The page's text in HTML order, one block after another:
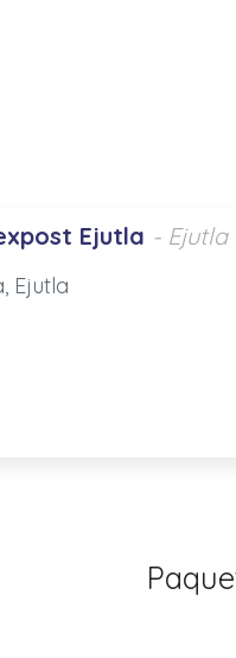
Ejutla - Ejutla
Ejutla